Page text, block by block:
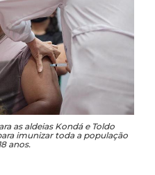
as aldeias Kondá e Toldo
imunizar toda a população
anos.